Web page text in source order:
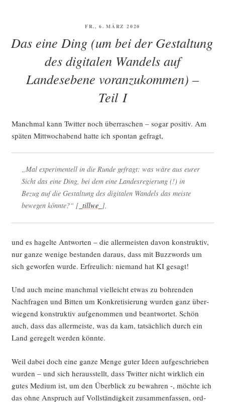
te“
VERÖFFENTLICHT
FR., 6. MÄRZ 2020
Das eine Ding (um bei der Gestaltung
des digitalen Wandels auf
Landesebene voranzukommen) –
Teil I
Manch­mal kann Twit­ter noch über­ra­schen – sogar posi­tiv. Am
spä­ten Mitt­woch­abend hat­te ich spon­tan gefragt,
„Mal expe­ri­men­tell in die Run­de gefragt: was wäre aus eurer
Sicht das eine Ding, bei dem eine Lan­des­re­gie­rung (!) in
Bezug auf die Gestal­tung des digi­ta­len Wan­dels das meis­te
bewe­gen könn­te?“ [_tillwe_ ],
und es hagel­te Ant­wor­ten – die aller­meis­ten davon kon­struk­tiv,
nur gan­ze weni­ge bestan­den dar­aus, dass mit Buz­zwords um
sich gewor­fen wur­de. Erfreu­lich: nie­mand hat KI gesagt!
Und auch mei­ne manch­mal viel­leicht etwas zu boh­ren­den
Nach­fra­gen und Bit­ten um Kon­kre­ti­sie­rung wur­den ganz über­
wie­gend kon­struk­tiv auf­ge­nom­men und beant­wor­tet. Schön
auch, dass das aller­meis­te, was da kam, tat­säch­lich durch ein
Land gere­gelt wer­den könnte.
Weil dabei doch eine gan­ze Men­ge guter Ideen auf­ge­schrie­ben
wur­den – und sich her­aus­stellt, dass Twit­ter nicht wirk­lich ein
gutes Medi­um ist, um den Über­blick zu bewah­ren -, möch­te ich
das ohne Anspruch auf Voll­stän­dig­keit zusam­men­fas­sen, ord­